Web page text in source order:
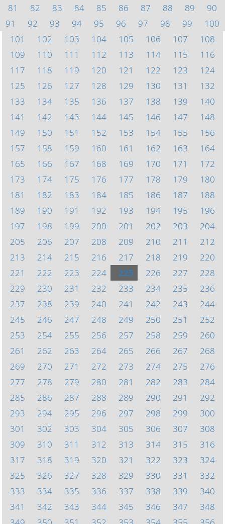
81
82 83 84 85 86 87 88 89
90
91
92 93 94 95 96 97 98 99
100
101
102 103 104 105 106 107
108
109
110 111 112 113 114 115
116
117
118 119 120 121 122 123
124
125
126 127 128 129 130 131
132
133
134 135 136 137 138 139
140
141
142 143 144 145 146 147
148
149
150 151 152 153 154 155
156
157
158 159 160 161 162 163
164
165
166 167 168 169 170 171
172
173
174 175 176 177 178 179
180
181
182 183 184 185 186 187
188
189
190 191 192 193 194 195
196
197
198 199 200 201 202 203
204
205
206 207 208 209 210 211
212
213
214 215 216 217 218 219
220
221
222 223 224 225 226 227
228
229
230 231 232 233 234 235
236
237
238 239 240 241 242 243
244
245
246 247 248 249 250 251
252
253
254 255 256 257 258 259
260
261
262 263 264 265 266 267
268
269
270 271 272 273 274 275
276
277
278 279 280 281 282 283
284
285
286 287 288 289 290 291
292
293
294 295 296 297 298 299
300
301
302 303 304 305 306 307
308
309
310 311 312 313 314 315
316
317
318 319 320 321 322 323
324
325
326 327 328 329 330 331
332
333
334 335 336 337 338 339
340
341
342 343 344 345 346 347
348